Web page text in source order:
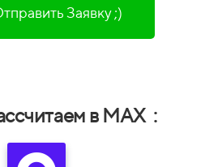
Заявку ;)
в MAX :